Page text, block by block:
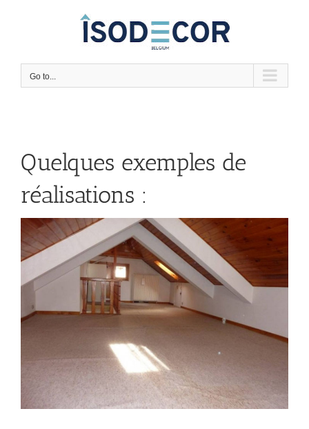
Go to...
Quelques exemples de
réalisations :